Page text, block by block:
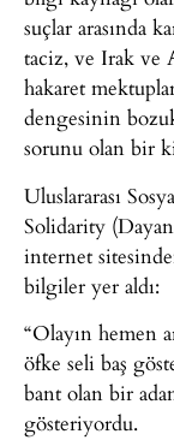
suçlar arasında
taciz, ve Irak ve
hakaret
dengesinin
sorunu olan bir
Uluslararası
Solidarity
internet
bilgiler yer aldı:
“Olayın hemen
öfke seli baş
bant olan bir
gösteriyordu.